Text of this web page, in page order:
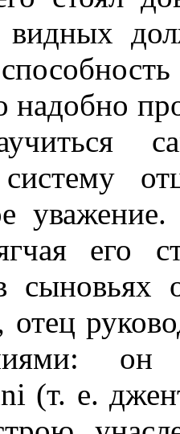
видных
надобно
его
сыновьях
(т. е.